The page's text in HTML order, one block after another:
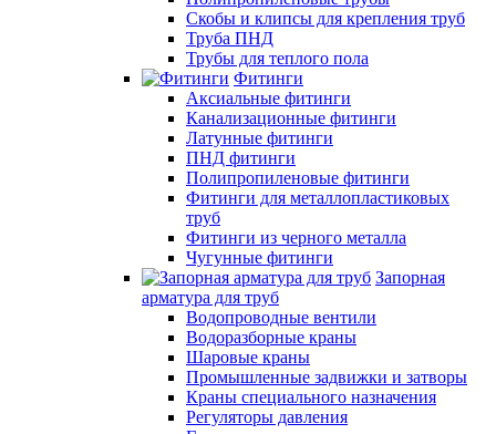
Скобы и клипсы для крепления труб
Труба ПНД
Трубы для теплого пола
Фитинги
Аксиальные фитинги
Канализационные фитинги
Латунные фитинги
ПНД фитинги
Полипропиленовые фитинги
Фитинги для металлопластиковых
труб
Фитинги из черного металла
Чугунные фитинги
Запорная
арматура для труб
Водопроводные вентили
Водоразборные краны
Шаровые краны
Промышленные задвижки и затворы
Краны специального назначения
Регуляторы давления